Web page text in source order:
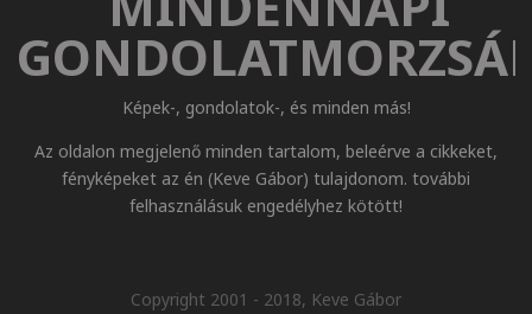
Képek-, gondolatok-, és minden más!
Az oldalon megjelenő minden tartalom, beleérve a cikkeket,
fényképeket az én (Keve Gábor) tulajdonom. további
felhasználásuk engedélyhez kötött!
Copyright 2001 - 2018, Keve Gábor